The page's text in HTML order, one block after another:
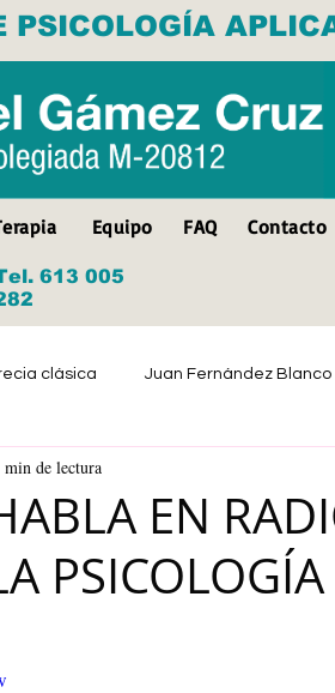
PSICOLOGÍA
Equipo FAQ Contacto
613 005
clásica Juan Fernández Blanco
Hijos Separación
EN
PSICOLOGÍA
min de lectura